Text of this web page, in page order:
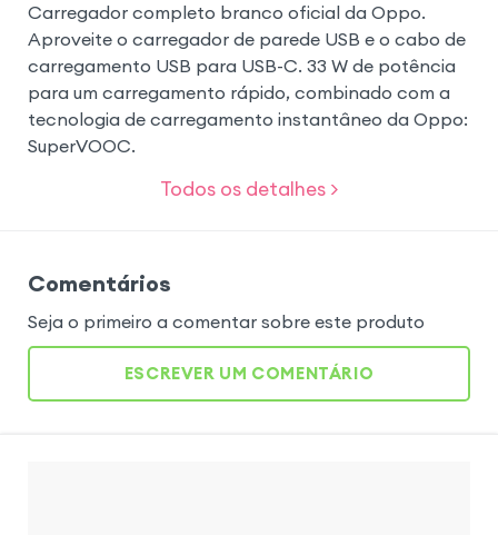
Carregador completo branco oficial da Oppo.
Aproveite o carregador de parede USB e o cabo de
carregamento USB para USB-C. 33 W de potência
para um carregamento rápido, combinado com a
tecnologia de carregamento instantâneo da Oppo:
SuperVOOC.
Todos os detalhes >
Comentários
Seja o primeiro a comentar sobre este produto
ESCREVER UM COMENTÁRIO